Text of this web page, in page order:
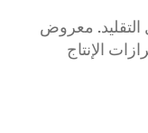
معروض
الإنتاج